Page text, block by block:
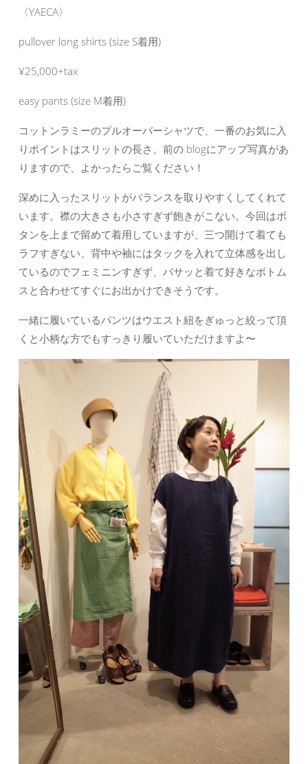
〈YAECA〉
pullover long shirts (size S着用)
¥25,000+tax
easy pants (size M着用)
コットンラミーのプルオーバーシャツで、一番のお気に入
りポイントはスリットの長さ。前の blogにアップ写真があ
りますので、よかったらご覧ください！
深めに入ったスリットがバランスを取りやすくしてくれて
います。襟の大きさも小さすぎず飽きがこない。今回はボ
タンを上まで留めて着用していますが、三つ開けて着ても
ラフすぎない、背中や袖にはタックを入れて立体感を出し
ているのでフェミニンすぎず、バサッと着て好きなボトム
スと合わせてすぐにお出かけできそうです。
一緒に履いているパンツはウエスト紐をぎゅっと絞って頂
くと小柄な方でもすっきり履いていただけますよ〜